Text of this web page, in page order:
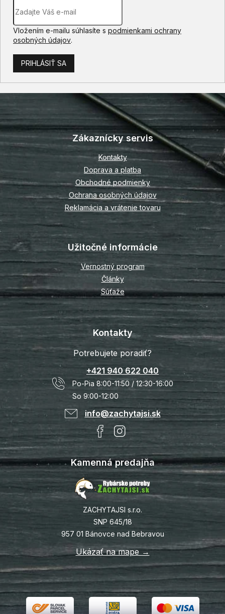
Vložením e-mailu súhlasíte s podmienkami ochrany
osobných údajov.
PRIHLÁSIŤ SA
Z
á
p
ä
e
Zákaznícky servis
Kontakty
Doprava a platba
Obchodné podmienky
Ochrana osobných údajov
Reklamácia a vrátenie tovaru
Užitočné informácie
Vernostný program
Články
Súťaže
Kontakty
Potrebujete poradiť?
+421 940 622 040
Po-Pia 8:00-11:50 / 12:30-16:00
So 9:00-12:00
info@zachytajsi.sk
Kamenná predajňa
ZACHYTAJSI s.r.o.
SNP 645/18
957 01 Bánovce nad Bebravou
Ukázať na mape →